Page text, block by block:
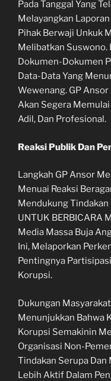
Pada Tanggal Yang
Melayangkan
Pihak Berwaji Unkuk
Melibatkan Suswono.
Dokumen-Dokumen
Data-Data Yang
Wewenang. GP
Akan Segera
Adil, Dan Profesional.
Reaksi Publik Dan
Langkah GP Ansor
Menuai Reaksi
Mendukung
UNTUK BERBICARA
Media Massa Buja
Ini, Melaporkan
Pentingnya
Korupsi.
Dukungan
Menunjukkan Bahwa
Korupsi Semakinin
Organisasi Non-
Tindakan Serupa Dan
Lebih Aktif Dalam